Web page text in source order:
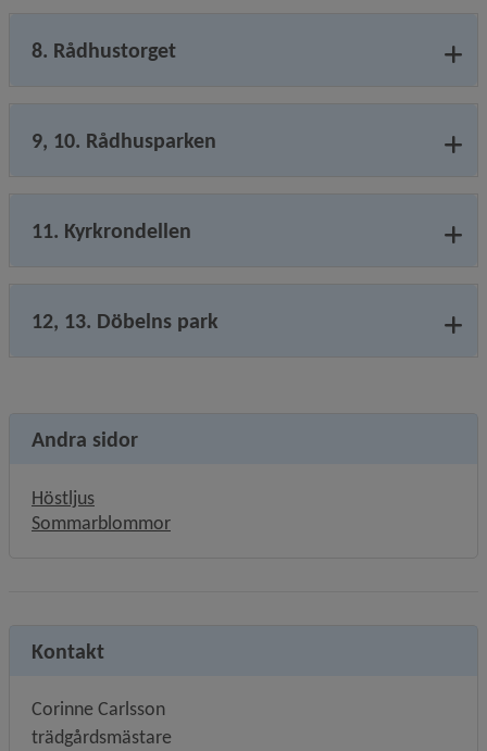
8. Rådhustorget
9, 10. Rådhusparken
11. Kyrkrondellen
12, 13. Döbelns park
Andra sidor
Höstljus
Sommarblommor
Kontakt
Corinne Carlsson
trädgårdsmästare